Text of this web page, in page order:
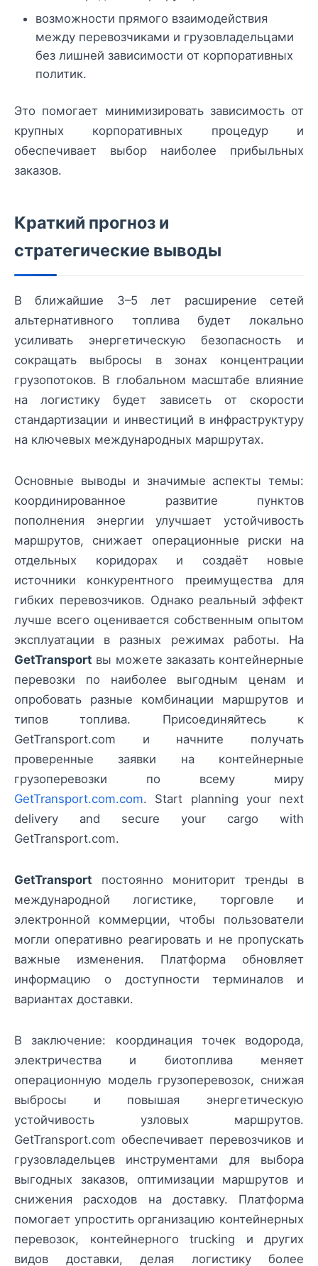
возможности прямого взаимодействия
между перевозчиками и грузовладельцами
без лишней зависимости от корпоративных
политик.
Это помогает минимизировать зависимость от
крупных корпоративных процедур и
обеспечивает выбор наиболее прибыльных
заказов.
Краткий прогноз и
стратегические выводы
В ближайшие 3–5 лет расширение сетей
альтернативного топлива будет локально
усиливать энергетическую безопасность и
сокращать выбросы в зонах концентрации
грузопотоков. В глобальном масштабе влияние
на логистику будет зависеть от скорости
стандартизации и инвестиций в инфраструктуру
на ключевых международных маршрутах.
Основные выводы и значимые аспекты темы:
координированное развитие пунктов
пополнения энергии улучшает устойчивость
маршрутов, снижает операционные риски на
отдельных коридорах и создаёт новые
источники конкурентного преимущества для
гибких перевозчиков. Однако реальный эффект
лучше всего оценивается собственным опытом
эксплуатации в разных режимах работы. На
GetTransport вы можете заказать контейнерные
перевозки по наиболее выгодным ценам и
опробовать разные комбинации маршрутов и
типов топлива. Присоединяйтесь к
GetTransport.com и начните получать
проверенные заявки на контейнерные
грузоперевозки по всему миру
GetTransport.com.com. Start planning your next
delivery and secure your cargo with
GetTransport.com.
GetTransport постоянно мониторит тренды в
международной логистике, торговле и
электронной коммерции, чтобы пользователи
могли оперативно реагировать и не пропускать
важные изменения. Платформа обновляет
информацию о доступности терминалов и
вариантах доставки.
В заключение: координация точек водорода,
электричества и биотоплива меняет
операционную модель грузоперевозок, снижая
выбросы и повышая энергетическую
устойчивость узловых маршрутов.
GetTransport.com обеспечивает перевозчиков и
грузовладельцев инструментами для выбора
выгодных заказов, оптимизации маршрутов и
снижения расходов на доставку. Платформа
помогает упростить организацию контейнерных
перевозок, контейнерного trucking и других
видов доставки, делая логистику более